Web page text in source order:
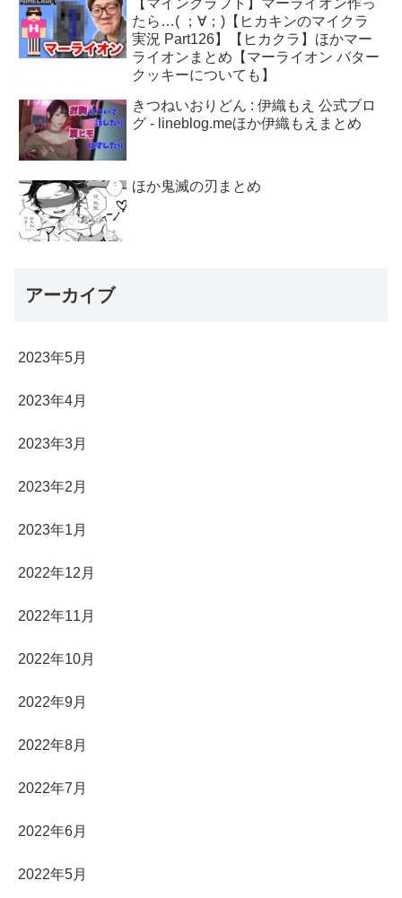
たら…( ；∀；)【ヒカキンのマイクラ
実況 Part126】【ヒカクラ】ほかマー
ライオンまとめ【マーライオン バター
クッキーについても】
きつねいおりどん : 伊織もえ 公式ブロ
グ - lineblog.meほか伊織もえまとめ
ほか鬼滅の刃まとめ
アーカイブ
2023年5月
2023年4月
2023年3月
2023年2月
2023年1月
2022年12月
2022年11月
2022年10月
2022年9月
2022年8月
2022年7月
2022年6月
2022年5月